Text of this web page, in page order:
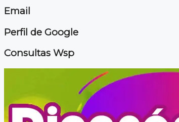
Email
Perfil de Google
Consultas Wsp